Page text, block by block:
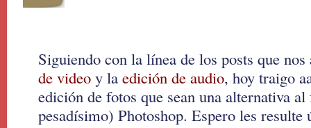
Siguiendo con la línea de los posts que
de video y la edición de audio, hoy traigo
edición de fotos que sean una alternativa
pesadísimo) Photoshop. Espero les resulte